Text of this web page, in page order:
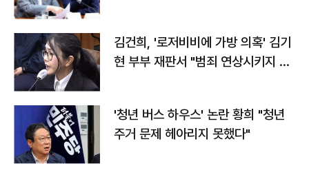
김건희, '로저비비에 가방 의혹' 김기
현 부부 재판서 "범죄 연상시키지 말
'청년 버스 하우스' 논란 황희 "청년
주거 문제 헤아리지 못했다"